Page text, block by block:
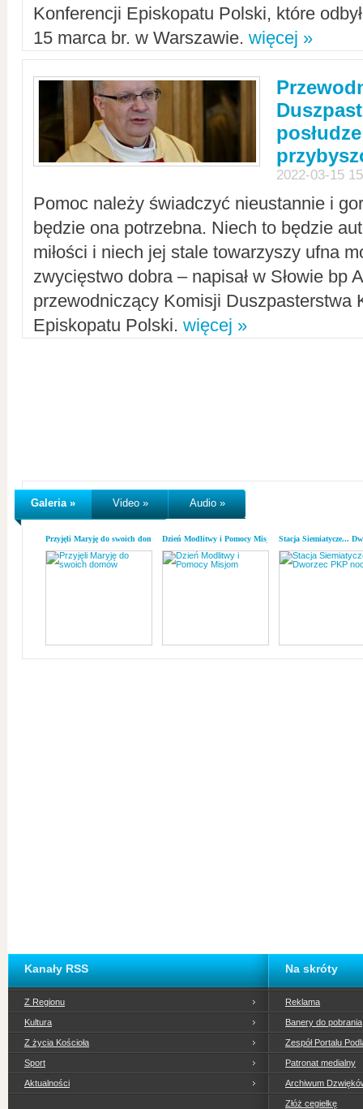
Konferencji Episkopatu Polski, które
15 marca br. w Warszawie. więcej »
2022-03-15
Pomoc należy świadczyć nieustannie i
będzie ona potrzebna. Niech to będzie
miłości i niech jej stale towarzyszy ufna
zwycięstwo dobra – napisał w Słowie bp
przewodniczący Komisji Duszpasterstwa
Episkopatu Polski. więcej »
Galeria » Video » Audio »
Przyjęli Maryję do swoich domówDzień Modlitwy i Pomocy MisjomStacja Siemiatycze...
Kanały RSS
Z Regionu
Kultura
Z życia Kościoła
Sport
Aktualności
Na skróty
Reklama
Banery do pobrania
Zespół Portalu
Patronat medialny
Archiwum
Złóż cegiełkę